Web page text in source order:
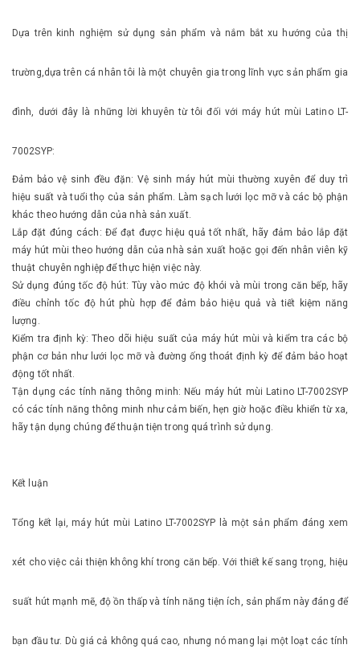
Dựa trên kinh nghiệm sử dụng sản phẩm và nắm bắt xu hướng của thị
trường,dựa trên cá nhân tôi là một chuyên gia trong lĩnh vực sản phẩm gia
đình, dưới đây là những lời khuyên từ tôi đối với máy hút mùi Latino LT-
7002SYP:
Đảm bảo vệ sinh đều đặn: Vệ sinh máy hút mùi thường xuyên để duy trì
hiệu suất và tuổi thọ của sản phẩm. Làm sạch lưới lọc mỡ và các bộ phận
khác theo hướng dẫn của nhà sản xuất.
Lắp đặt đúng cách: Để đạt được hiệu quả tốt nhất, hãy đảm bảo lắp đặt
máy hút mùi theo hướng dẫn của nhà sản xuất hoặc gọi đến nhân viên kỹ
thuật chuyên nghiệp để thực hiện việc này.
Sử dụng đúng tốc độ hút: Tùy vào mức độ khói và mùi trong căn bếp, hãy
điều chỉnh tốc độ hút phù hợp để đảm bảo hiệu quả và tiết kiệm năng
lượng.
Kiểm tra định kỳ: Theo dõi hiệu suất của máy hút mùi và kiểm tra các bộ
phận cơ bản như lưới lọc mỡ và đường ống thoát định kỳ để đảm bảo hoạt
động tốt nhất.
Tận dụng các tính năng thông minh: Nếu máy hút mùi Latino LT-7002SYP
có các tính năng thông minh như cảm biến, hẹn giờ hoặc điều khiển từ xa,
hãy tận dụng chúng để thuận tiện trong quá trình sử dụng.
Kết luận
Tổng kết lại, máy hút mùi Latino LT-7002SYP là một sản phẩm đáng xem
xét cho việc cải thiện không khí trong căn bếp. Với thiết kế sang trọng, hiệu
suất hút mạnh mẽ, độ ồn thấp và tính năng tiện ích, sản phẩm này đáng để
bạn đầu tư. Dù giá cả không quá cao, nhưng nó mang lại một loạt các tính